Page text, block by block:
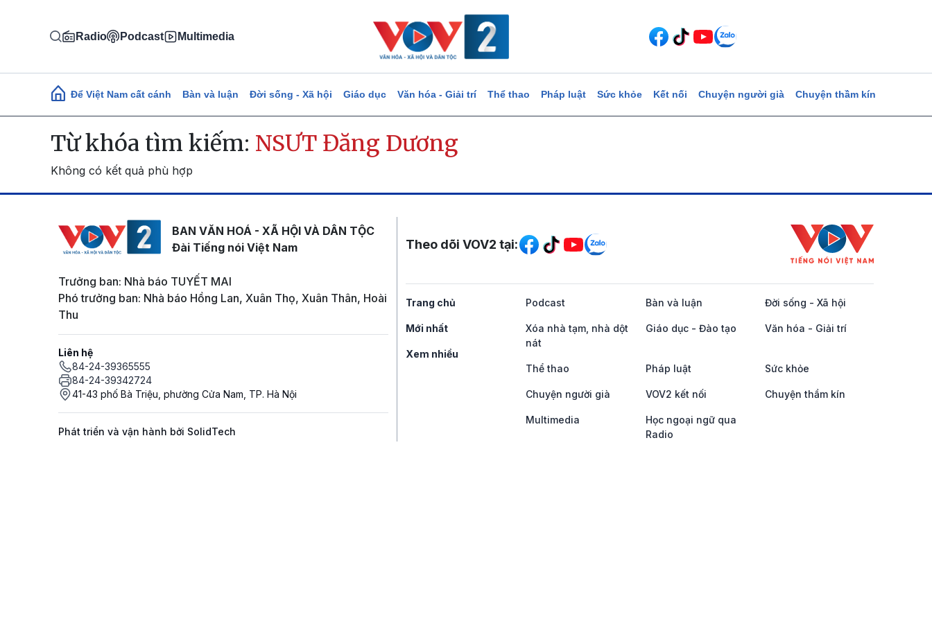
Radio Podcast Multimedia
Main navigation
Để Việt Nam cất cánh Bàn và luận Đời sống - Xã hội Giáo dục Văn hóa - Giải trí Thể thao Pháp luật Sức khỏe Kết nối Chuyện người già Chuyện thầm kín
Từ khóa tìm kiếm: NSƯT Đăng Dương
Không có kết quả phù hợp
BAN VĂN HOÁ - XÃ HỘI VÀ DÂN TỘC
Đài Tiếng nói Việt Nam
Trưởng ban: Nhà báo TUYẾT MAI
Phó trưởng ban: Nhà báo Hồng Lan, Xuân Thọ, Xuân Thân, Hoài
Thu
Liên hệ
84-24-39365555
84-24-39342724
41-43 phố Bà Triệu, phường Cửa Nam, TP. Hà Nội
Phát triển và vận hành bởi SolidTech
Mạng xã hội
Theo dõi VOV2 tại:
Trang chủ
Mới nhất
Xem nhiều
Podcast Bàn và luận Đời sống - Xã hội
Xóa nhà tạm, nhà dột
nát
Giáo dục - Đào tạo Văn hóa - Giải trí
Thể thao Pháp luật Sức khỏe
Chuyện người già VOV2 kết nối Chuyện thầm kín
Multimedia
Học ngoại ngữ qua
Radio